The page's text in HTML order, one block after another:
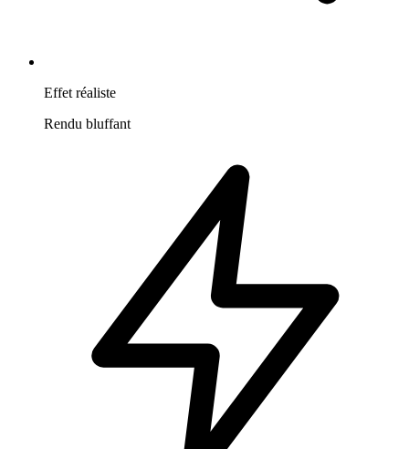
Effet réaliste
Rendu bluffant